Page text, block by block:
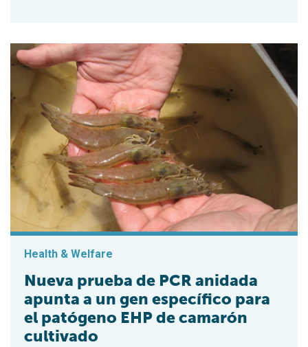
Health & Welfare
Nueva prueba de PCR anidada
apunta a un gen específico para
el patógeno EHP de camarón
cultivado